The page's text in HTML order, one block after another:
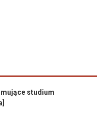
studium